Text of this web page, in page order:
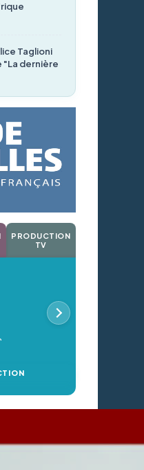
Taglioni
"La dernière
PRODUCTION
TV